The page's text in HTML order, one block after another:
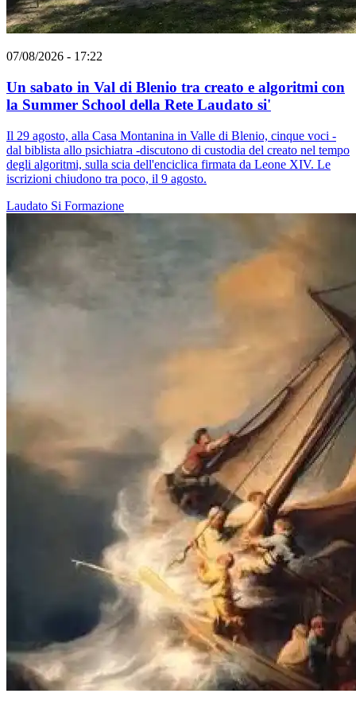
07/08/2026 - 17:22
Un sabato in Val di Blenio tra creato e algoritmi con
la Summer School della Rete Laudato si'
Il 29 agosto, alla Casa Montanina in Valle di Blenio, cinque voci -
dal biblista allo psichiatra -discutono di custodia del creato nel tempo
degli algoritmi, sulla scia dell'enciclica firmata da Leone XIV. Le
iscrizioni chiudono tra poco, il 9 agosto.
Laudato Si Formazione